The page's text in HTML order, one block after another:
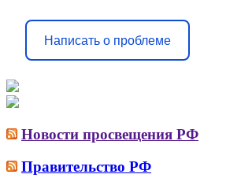
Написать о проблеме
Новости просвещения РФ
Правительство РФ